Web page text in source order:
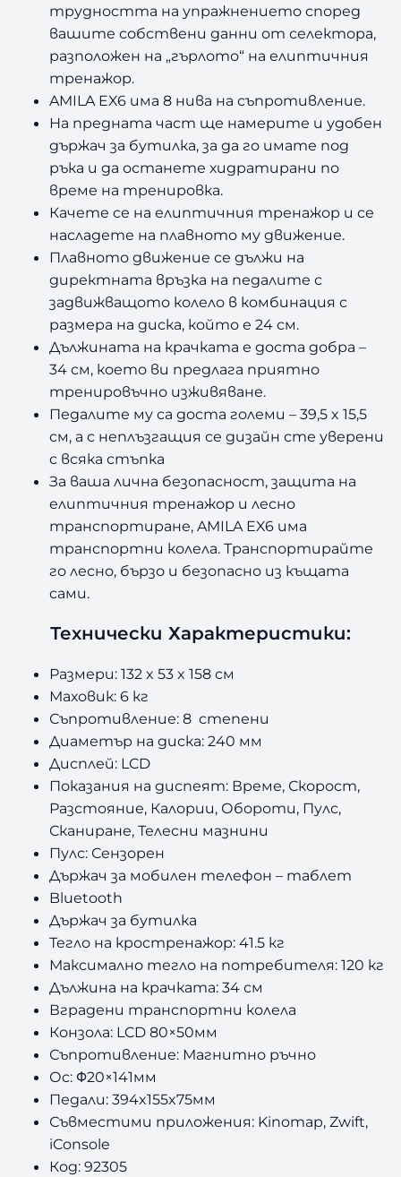
трудността на упражнението според
вашите собствени данни от селектора,
разположен на „гърлото“ на елиптичния
тренажор.
AMILA EX6 има 8 нива на съпротивление.
На предната част ще намерите и удобен
държач за бутилка, за да го имате под
ръка и да останете хидратирани по
време на тренировка.
Качете се на елиптичния тренажор и се
насладете на плавното му движение.
Плавното движение се дължи на
директната връзка на педалите с
задвижващото колело в комбинация с
размера на диска, който е 24 см.
Дължината на крачката е доста добра –
34 см, което ви предлага приятно
тренировъчно изживяване.
Педалите му са доста големи – 39,5 x 15,5
см, а с неплъзгащия се дизайн сте уверени
с всяка стъпка
За ваша лична безопасност, защита на
елиптичния тренажор и лесно
транспортиране, AMILA EX6 има
транспортни колела. Транспортирайте
го лесно, бързо и безопасно из къщата
сами.
Технически Характеристики:
Размери:132 x 53 x 158 см
Маховик: 6 кг
Съпротивление: 8 степени
Диаметър на диска: 240 мм
Дисплей: LCD
Показания на диспеят: Време, Скорост,
Разстояние, Калории, Обороти, Пулс,
Сканиране, Телесни мазнини
Пулс: Сензорен
Държач за мобилен телефон – таблет
Bluetooth
Държач за бутилка
Тегло на кростренажор:41.5 кг
Максимално тегло на потребителя:120 кг
Дължина на крачката:34 см
Вградени транспортни колела
Конзола: LCD 80×50мм
Съпротивление: Магнитно ръчно
Ос: Φ20×141мм
Педали: 394x155x75мм
Съвместими приложения: Kinomap, Zwift,
iConsole
Код: 92305